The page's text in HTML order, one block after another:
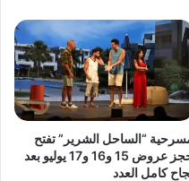
“الساحل الشرير” تفتح
حجز عروض 15 و16 و17 يوليو بعد
كامل العدد